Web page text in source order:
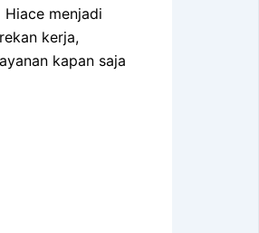
menjadi
kerja,
kapan saja